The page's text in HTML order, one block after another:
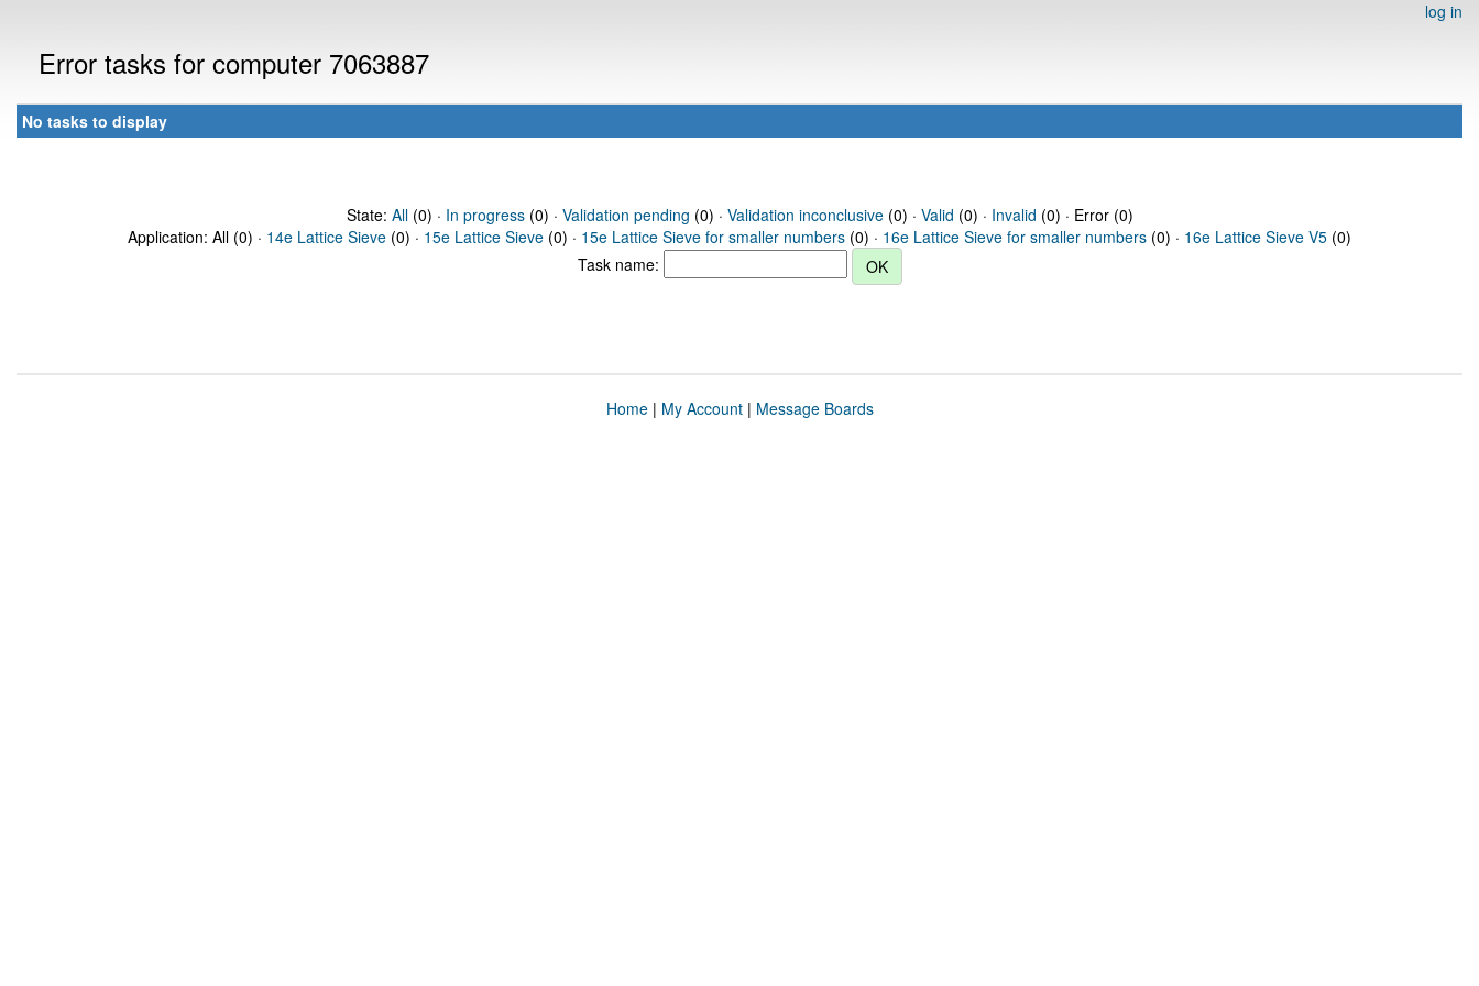
log in
Error tasks for computer 7063887
No tasks to display
State: All(0) · In progress(0) · Validation pending (0) · Validation inconclusive(0) · Valid (0) · Invalid (0) · Error (0)
Application: All (0) · 14e Lattice Sieve (0) · 15e Lattice Sieve (0) · 15e Lattice Sieve for smaller numbers (0) · 16e Lattice Sieve for smaller numbers (0) · 16e Lattice Sieve V5 (0)
Task name:
Home| My Account| Message Boards